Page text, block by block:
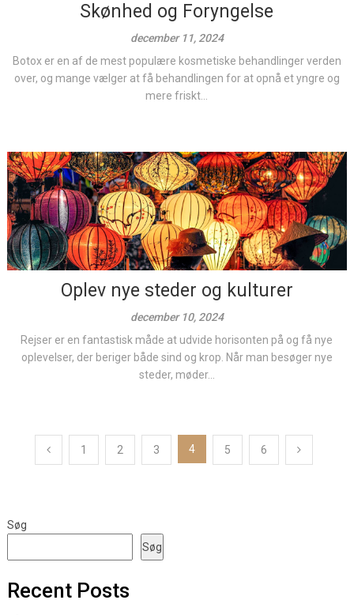
Skønhed og Foryngelse
december 11, 2024
Botox er en af de mest populære kosmetiske behandlinger verden
over, og mange vælger at få behandlingen for at opnå et yngre og
mere friskt...
Oplev nye steder og kulturer
december 10, 2024
Rejser er en fantastisk måde at udvide horisonten på og få nye
oplevelser, der beriger både sind og krop. Når man besøger nye
steder, møder...
Indlægsinddeling
1 2 3 4 5 6
Søg
Søg
Recent Posts